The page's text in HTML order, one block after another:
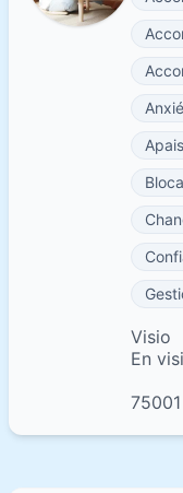
Visio
En